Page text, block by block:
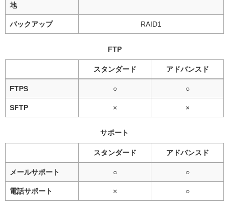
地
バックアップ RAID1
FTP
スタンダード アドバンスド
FTPS ○ ○
SFTP × ×
サポート
スタンダード アドバンスド
メールサポート ○ ○
電話サポート × ○